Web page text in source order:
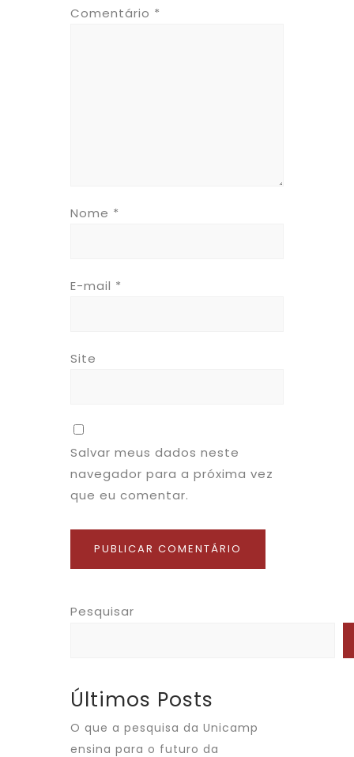
Comentário *
Nome *
E-mail *
Site
Salvar meus dados neste
navegador para a próxima vez
que eu comentar.
Pesquisar
Últimos Posts
O que a pesquisa da Unicamp
ensina para o futuro da